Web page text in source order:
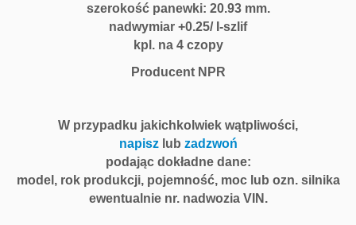
szerokość panewki: 20.93 mm.
nadwymiar +0.25/ I-szlif
kpl. na 4 czopy
Producent NPR
W przypadku jakichkolwiek wątpliwości,
napiszlub zadzwoń
podając dokładne dane:
model, rok produkcji, pojemność, moc lub ozn. silnika
ewentualnie nr. nadwozia VIN.